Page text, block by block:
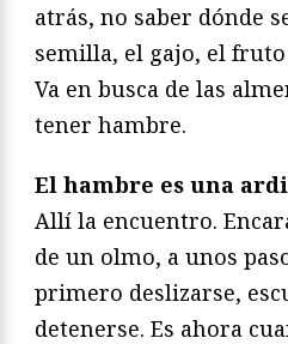
atrás, no saber dónde
semilla, el gajo, el
Va en busca de las
tener hambre.
El hambre es una
Allí la encuentro.
de un olmo, a unos
primero deslizarse,
detenerse. Es ahora